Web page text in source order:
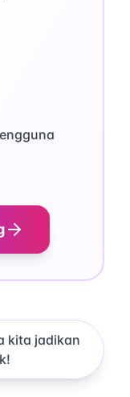
kita jadikan